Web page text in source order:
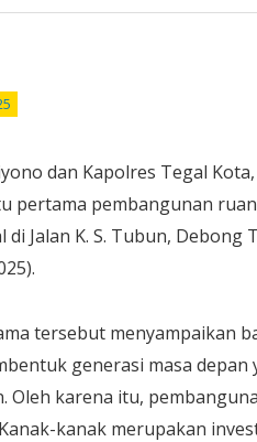
dan Kapolres Tegal
pertama pembangunan
Jalan K. S. Tubun, Debong
tersebut menyampaikan
generasi masa depan
karena itu,
kanak merupakan